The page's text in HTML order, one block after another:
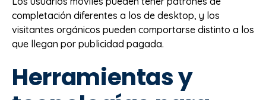
completación diferentes a los de desktop, y los
visitantes orgánicos pueden comportarse distinto a los
que llegan por publicidad pagada.
Herramientas y